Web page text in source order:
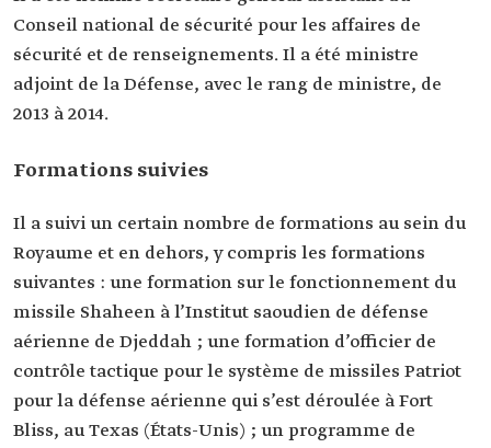
Conseil national de sécurité pour les affaires de
sécurité et de renseignements. Il a été ministre
adjoint de la Défense, avec le rang de ministre, de
2013 à 2014.
Formations suivies
Il a suivi un certain nombre de formations au sein du
Royaume et en dehors, y compris les formations
suivantes : une formation sur le fonctionnement du
missile Shaheen à l’Institut saoudien de défense
aérienne de Djeddah ; une formation d’officier de
contrôle tactique pour le système de missiles Patriot
pour la défense aérienne qui s’est déroulée à Fort
Bliss, au Texas (États-Unis) ; un programme de